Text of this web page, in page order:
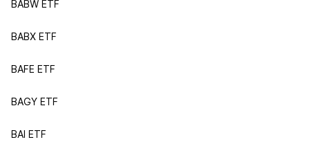
BABW ETF
BABX ETF
BAFE ETF
BAGY ETF
BAI ETF